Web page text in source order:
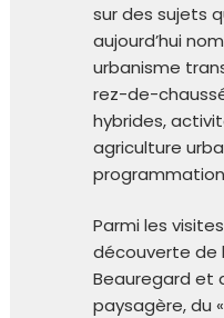
sur des sujets
aujourd’hui
urbanisme
rez-de-
hybrides,
agriculture
Parmi les
découverte de
Beauregard et
paysagère, du